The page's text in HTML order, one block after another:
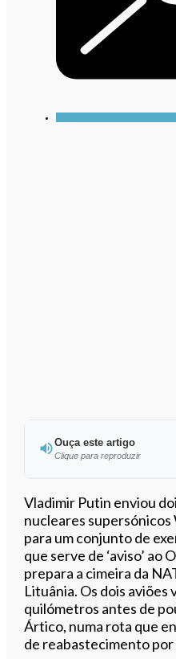
Ouça este artigo
Clique para reproduzir
Ouvir
Vladimir Putin enviou
nucleares
para um conjunto de
que serve de ‘aviso’ ao
prepara a cimeira da
Lituânia. Os dois aviões
quilómetros antes de
Ártico, numa rota que
de reabastecimento por